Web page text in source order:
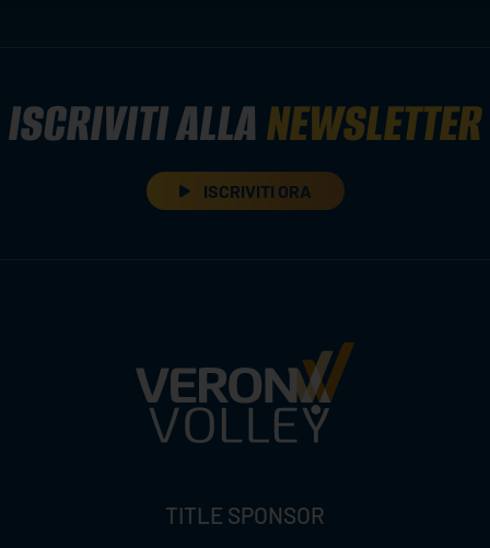
ISCRIVITI ALLANEWSLETTER
ISCRIVITI ORA
TITLE SPONSOR